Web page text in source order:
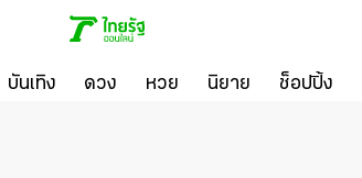
บันเทิง ดวง หวย นิยาย ช็อปปิ้ง